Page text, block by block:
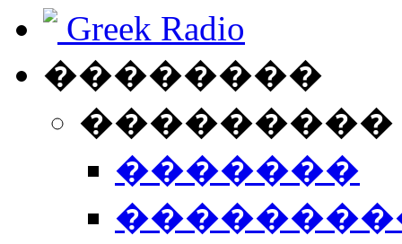
Greek Radio
��������
�������